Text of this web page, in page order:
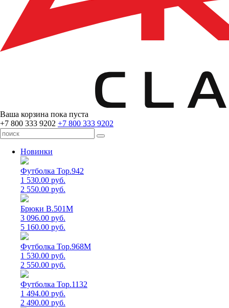
Ваша корзина пока пуста
+7 800 333 9202 +7 800 333 9202
Новинки
Футболка Top.942
1 530.00 руб.
2 550.00 руб.
Брюки B.501M
3 096.00 руб.
5 160.00 руб.
Футболка Top.968M
1 530.00 руб.
2 550.00 руб.
Футболка Top.1132
1 494.00 руб.
2 490.00 руб.